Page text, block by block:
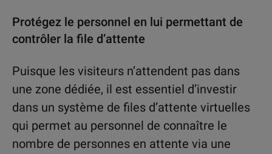
Protégez le personnel en lui permettant de
contrôler la file d’attente
Puisque les visiteurs n’attendent pas dans
une zone dédiée, il est essentiel d’investir
dans un système de files d’attente virtuelles
qui permet au personnel de connaître le
nombre de personnes en attente via une